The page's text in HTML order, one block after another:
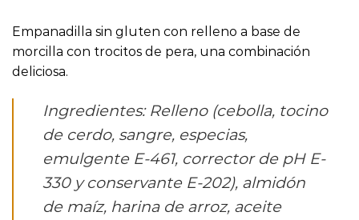
Empanadilla sin gluten con relleno a base de
morcilla con trocitos de pera, una combinación
deliciosa.
Ingredientes: Relleno (cebolla, tocino
de cerdo, sangre, especias,
emulgente E-461, corrector de pH E-
330 y conservante E-202), almidón
de maíz, harina de arroz, aceite